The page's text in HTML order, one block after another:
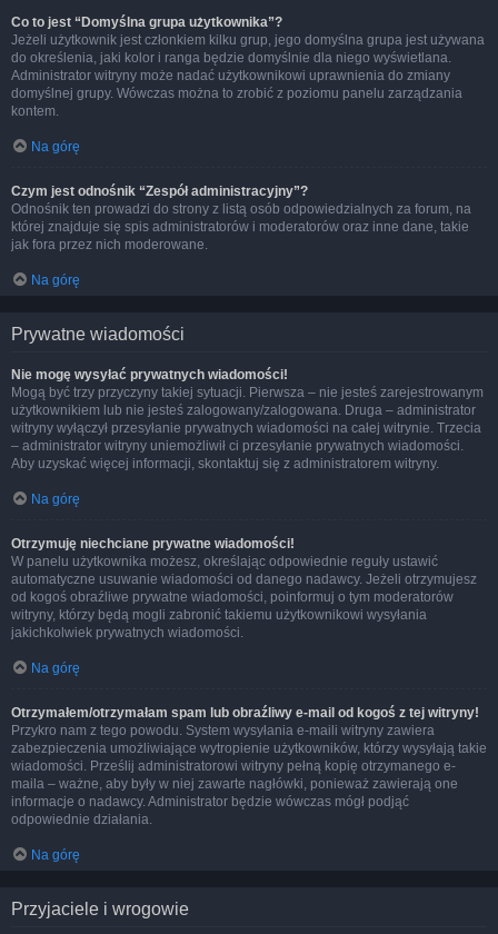
Co to jest “Domyślna grupa użytkownika”?
Jeżeli użytkownik jest członkiem kilku grup, jego domyślna grupa jest używana
do określenia, jaki kolor i ranga będzie domyślnie dla niego wyświetlana.
Administrator witryny może nadać użytkownikowi uprawnienia do zmiany
domyślnej grupy. Wówczas można to zrobić z poziomu panelu zarządzania
kontem.
Na górę
Czym jest odnośnik “Zespół administracyjny”?
Odnośnik ten prowadzi do strony z listą osób odpowiedzialnych za forum, na
której znajduje się spis administratorów i moderatorów oraz inne dane, takie
jak fora przez nich moderowane.
Na górę
Prywatne wiadomości
Nie mogę wysyłać prywatnych wiadomości!
Mogą być trzy przyczyny takiej sytuacji. Pierwsza – nie jesteś zarejestrowanym
użytkownikiem lub nie jesteś zalogowany/zalogowana. Druga – administrator
witryny wyłączył przesyłanie prywatnych wiadomości na całej witrynie. Trzecia
– administrator witryny uniemożliwił ci przesyłanie prywatnych wiadomości.
Aby uzyskać więcej informacji, skontaktuj się z administratorem witryny.
Na górę
Otrzymuję niechciane prywatne wiadomości!
W panelu użytkownika możesz, określając odpowiednie reguły ustawić
automatyczne usuwanie wiadomości od danego nadawcy. Jeżeli otrzymujesz
od kogoś obraźliwe prywatne wiadomości, poinformuj o tym moderatorów
witryny, którzy będą mogli zabronić takiemu użytkownikowi wysyłania
jakichkolwiek prywatnych wiadomości.
Na górę
Otrzymałem/otrzymałam spam lub obraźliwy e-mail od kogoś z tej witryny!
Przykro nam z tego powodu. System wysyłania e-maili witryny zawiera
zabezpieczenia umożliwiające wytropienie użytkowników, którzy wysyłają takie
wiadomości. Prześlij administratorowi witryny pełną kopię otrzymanego e-
maila – ważne, aby były w niej zawarte nagłówki, ponieważ zawierają one
informacje o nadawcy. Administrator będzie wówczas mógł podjąć
odpowiednie działania.
Na górę
Przyjaciele i wrogowie